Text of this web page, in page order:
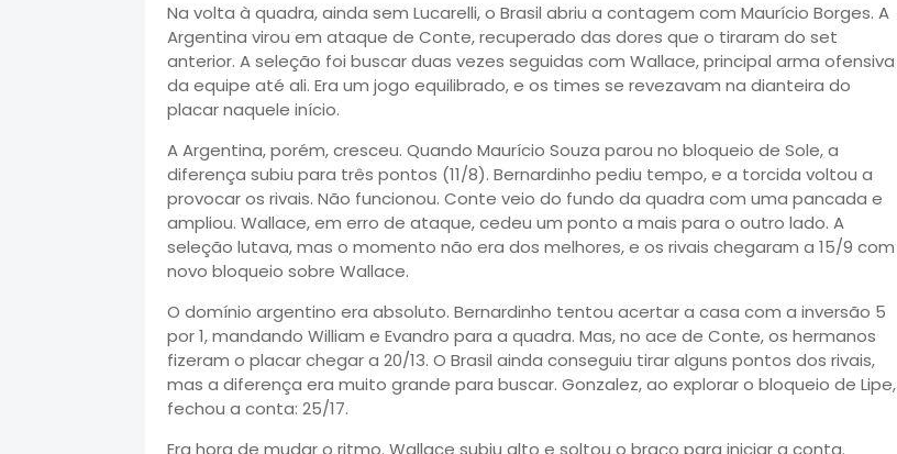
Na volta à quadra, ainda sem Lucarelli, o Brasil abriu a contagem com Maurício Borges. A
Argentina virou em ataque de Conte, recuperado das dores que o tiraram do set
anterior. A seleção foi buscar duas vezes seguidas com Wallace, principal arma ofensiva
da equipe até ali. Era um jogo equilibrado, e os times se revezavam na dianteira do
placar naquele início.
A Argentina, porém, cresceu. Quando Maurício Souza parou no bloqueio de Sole, a
diferença subiu para três pontos (11/8). Bernardinho pediu tempo, e a torcida voltou a
provocar os rivais. Não funcionou. Conte veio do fundo da quadra com uma pancada e
ampliou. Wallace, em erro de ataque, cedeu um ponto a mais para o outro lado. A
seleção lutava, mas o momento não era dos melhores, e os rivais chegaram a 15/9 com
novo bloqueio sobre Wallace.
O domínio argentino era absoluto. Bernardinho tentou acertar a casa com a inversão 5
por 1, mandando William e Evandro para a quadra. Mas, no ace de Conte, os hermanos
fizeram o placar chegar a 20/13. O Brasil ainda conseguiu tirar alguns pontos dos rivais,
mas a diferença era muito grande para buscar. Gonzalez, ao explorar o bloqueio de Lipe,
fechou a conta: 25/17.
Era hora de mudar o ritmo. Wallace subiu alto e soltou o braço para iniciar a conta.